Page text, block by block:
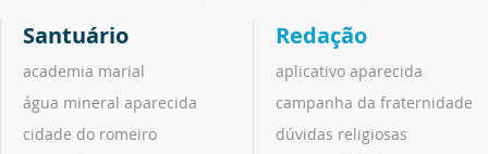
Santuário
academia marial
água mineral aparecida
cidade do romeiro
Redação
aplicativo aparecida
campanha da fraternidade
dúvidas religiosas